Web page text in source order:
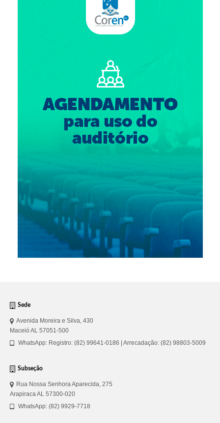
Sede
Avenida Moreira e Silva, 430
Maceió AL 57051-500
WhatsApp: Registro: (82) 99641-0186 | Arrecadação: (82) 98803-5009
Subseção
Rua Nossa Senhora Aparecida, 275
Arapiraca AL 57300-020
WhatsApp: (82) 9929-7718